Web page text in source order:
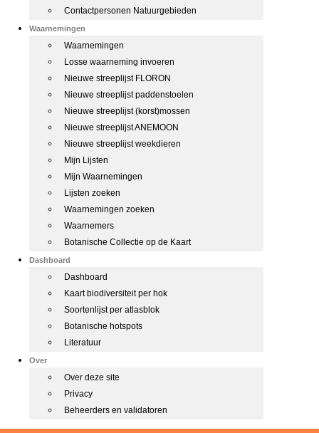
Contactpersonen Natuurgebieden
Waarnemingen
Waarnemingen
Losse waarneming invoeren
Nieuwe streeplijst FLORON
Nieuwe streeplijst paddenstoelen
Nieuwe streeplijst (korst)mossen
Nieuwe streeplijst ANEMOON
Nieuwe streeplijst weekdieren
Mijn Lijsten
Mijn Waarnemingen
Lijsten zoeken
Waarnemingen zoeken
Waarnemers
Botanische Collectie op de Kaart
Dashboard
Dashboard
Kaart biodiversiteit per hok
Soortenlijst per atlasblok
Botanische hotspots
Literatuur
Over
Over deze site
Privacy
Beheerders en validatoren